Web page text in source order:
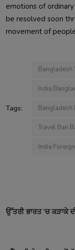
emotions of
be resolved soon
movement of
Tags:
Bangladesh
India
Bangladesh
Travel Ban
India
ਉੱਤਰੀ ਭਾਰਤ 'ਚ ਕੜਾਕੇ